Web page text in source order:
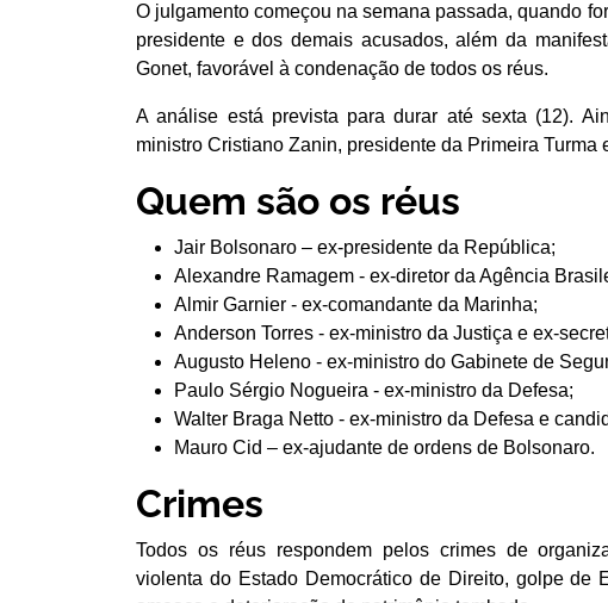
O julgamento começou na semana passada, quando
presidente e dos demais acusados, além da
Gonet, favorável à condenação de todos os réus.
A análise está prevista para durar até sexta (12).
ministro Cristiano Zanin, presidente da Primeira
Quem são os réus
Jair Bolsonaro – ex-presidente da República;
Alexandre Ramagem - ex-diretor da Agência
Almir Garnier - ex-comandante da Marinha;
Anderson Torres - ex-ministro da Justiça e ex-
Augusto Heleno - ex-ministro do Gabinete de
Paulo Sérgio Nogueira - ex-ministro da Defesa;
Walter Braga Netto - ex-ministro da Defesa e
Mauro Cid – ex-ajudante de ordens de Bolsonaro.
Crimes
Todos os réus respondem pelos crimes de
violenta do Estado Democrático de Direito, golpe de